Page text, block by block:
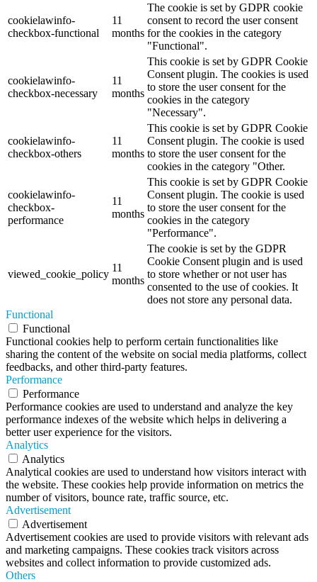
cookielawinfo-
checkbox-functional
11
months
The cookie is set by GDPR cookie
consent to record the user consent
for the cookies in the category
"Functional".
cookielawinfo-
checkbox-necessary
11
months
This cookie is set by GDPR Cookie
Consent plugin. The cookies is used
to store the user consent for the
cookies in the category
"Necessary".
cookielawinfo-
checkbox-others
11
months
This cookie is set by GDPR Cookie
Consent plugin. The cookie is used
to store the user consent for the
cookies in the category "Other.
cookielawinfo-
checkbox-
performance
11
months
This cookie is set by GDPR Cookie
Consent plugin. The cookie is used
to store the user consent for the
cookies in the category
"Performance".
viewed_cookie_policy
11
months
The cookie is set by the GDPR
Cookie Consent plugin and is used
to store whether or not user has
consented to the use of cookies. It
does not store any personal data.
Functional
Functional
Functional cookies help to perform certain functionalities like
sharing the content of the website on social media platforms, collect
feedbacks, and other third-party features.
Performance
Performance
Performance cookies are used to understand and analyze the key
performance indexes of the website which helps in delivering a
better user experience for the visitors.
Analytics
Analytics
Analytical cookies are used to understand how visitors interact with
the website. These cookies help provide information on metrics the
number of visitors, bounce rate, traffic source, etc.
Advertisement
Advertisement
Advertisement cookies are used to provide visitors with relevant ads
and marketing campaigns. These cookies track visitors across
websites and collect information to provide customized ads.
Others